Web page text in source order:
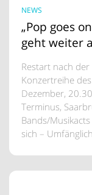
NEWS
„Pop goes
geht weiter
Restart nach der
Konzertreihe
Dezember,
Terminus,
Bands/
sich –